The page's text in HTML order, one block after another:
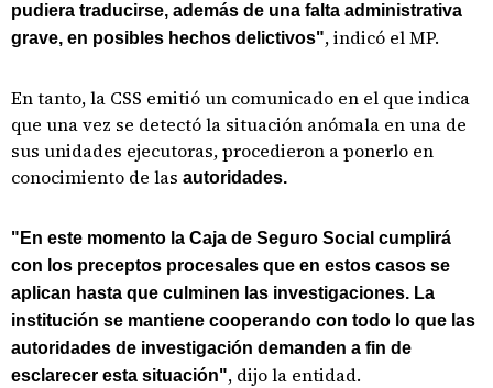
pudiera traducirse, además de una falta administrativa
grave, en posibles hechos delictivos", indicó el MP.
En tanto, la CSS emitió un comunicado en el que indica
que una vez se detectó la situación anómala en una de
sus unidades ejecutoras, procedieron a ponerlo en
conocimiento de las autoridades.
"En este momento la Caja de Seguro Social cumplirá
con los preceptos procesales que en estos casos se
aplican hasta que culminen las investigaciones. La
institución se mantiene cooperando con todo lo que las
autoridades de investigación demanden a fin de
esclarecer esta situación", dijo la entidad.